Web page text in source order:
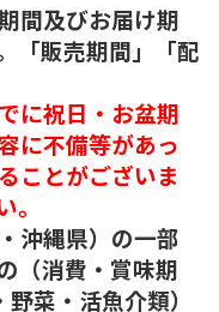
間及びお届け期
「販売期間」「配
に祝日・お盆期
に不備等があっ
ことがございま
沖縄県）の一部
（消費・賞味期
菜・活魚介類）